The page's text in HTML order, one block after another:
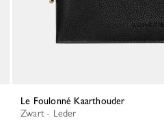
Le Foulonné Kaarthouder
Zwart - Leder